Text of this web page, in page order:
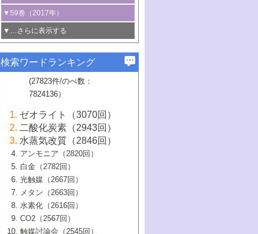
5号 ゼオライトの合成と応用における研
究動向
6号 ヘテロ接合界面
B号 第135回触媒討論会（2025年）
5号 単原子触媒
6号 参照触媒委員会からのお知らせ
B号 第133回触媒討論会（2023年）
触媒反応
5号 生体触媒によるエネルギー変換反応
6号 窒素とリンの循環のための触媒・機
能性材料
めの触媒技術
4号 若手による情報発信企画～とびたて
若き触媒の研究者たち～（1）
若き触媒の研究者たち～（2）
6号 石油のノーブル・ユースを志向した
触媒技術
大学：オンライン・対面開催）
換反応
4号 多孔質材料を用いた触媒の新展開
5号 情報学的手法を用いた触媒開発
6号 カーボンニュートラルに向けた電解
技術
B号 第127回触媒討論会（2021年・オン
ライン開催(Zoom)のみ）
2号 機能化学品製造に資するクリーンな
触媒的酸化反応
3号 水処理のための触媒化学
4号 光触媒を用いた水分解の最新の研究
動向
5号 次世代の触媒プロセスを支えるマイ
6号 メタン転換技術の最新動向
B号 第125回触媒討論会（2020年・工学
院大学）
ス開発
2号 CO2 フリー水素サプライチェーンに
関わる触媒開発動向
3号 精密高分子合成に関する最近の研究
動向
4号 バイオマス化成品製造のための触媒
5号 固体触媒による含窒素有機化合物変
換の最前線
6号 貴金属使用量低減に向けた自動車排
ガス浄化触媒の開発
B号 第123回触媒討論会（2019年・大阪
1号 固体酸触媒の最新の研究動向
2号 二酸化炭素からの有用化学品合成
3号 ナノ粒子・クラスター触媒の最前線
4号 60周年記念企画
5号 進化するゼオライト合成技術
6号 非貴金属系触媒における電気化学的
B号 第121回触媒討論会（2018年・東京
大学）
▼59巻（2017年）
1号 いたるところに，触媒
最先端技術
3号 無機分離膜材料の開発と触媒反応プ
ロセスへの適用
5号 水素のふるまいを解き明かす最先端
研究
6号 低級アルカンの有効利用のための触
媒技術
B号 第119回触媒討論会（2017年・首都
大学東京）
▼…さらに表示する
1号 ユニークな構造の高分子を生み出す触
2号 リグニンからの化成品製造に向けた触
媒技術
3号 触媒研究の最先端～とびたて若き研究
者たち～（1）
4号 触媒研究の最先端～とびたて若き研究
者たち～（2）
5号 触媒研究の最先端～とびたて若き研究
者たち～（3）
6号 イオニクス材料と燃料電池・電解合成
の最新の研究動向
▼57巻（2015年）
1号 水素キャリアにかかわる触媒技術の新
2号 石油精製用触媒の最近の進展
3号 固体酸化物形燃料電池（SOFC）におけ
るアノード触媒上での燃料直接改質技術
4号 コアシェル構造の制御による触媒機能
5号 工業触媒およびその周辺技術の最近の
進歩
6号 ナノシート
▼56巻（2014年）
2号 光触媒反応機構に関する最新の研究動
向
開発動向
4号 人工光合成に向けた近年のアプローチ
5号 未利用熱エネルギーの有効活用に貢献
する触媒技術
6号 ポリオキソメタレート
1号 高耐久性燃料電池システム用触媒にお
ける新展開
2号 リビングラジカル重合の最近の動向
3号 天然ガスの化学工業的展開に関する触
媒技術
4号 貴金属触媒の精密構造制御とその活用
5号 バイオマス化成品製造のための固体触
▼54巻（2012年）
1号 規則性多孔体の利用技術における最近
の進歩
2号 第109回触媒討論会
3号 貴金属低減技術の最新動向
4号 貴金属代替技術の最新動向
5号 光触媒による物質変換反応の新展開
▼53巻（2011年）
1号 金属学から見る合金触媒の新展開
2号 第107回触媒討論会
3号 触媒のその場観察法の進歩（１）
4号 触媒のその場観察法の進歩（２）
5号 不活性結合の触媒的活性化による有機
▼52巻（2010年）
1号 触媒の劣化対策と長寿命触媒開発
2号 第105回触媒討論会
3号 ナノ構造が拓く新機能
4号 活性サイトおよびその環境の精密な設
1号 炭素材料－熱い注目を集める材料－
2号 第103回触媒討論会
3号 環境浄化用光触媒の現状と課題
▼50巻（2008年）
1号 触媒化学と学会のこの10年，半世紀，
そして未来
▼49巻（2007年）
1号 含フッ素化合物の合成と触媒
▼48巻（2006年）
検索ワードランキング
(27823件/のべ数：
7824136）
ゼオライト（3070回）
二酸化炭素（2943回）
水蒸気改質（2846回）
アンモニア（2820回）
白金（2782回）
光触媒（2667回）
メタン（2663回）
水素化（2616回）
CO2（2567回）
触媒討論会（2545回）